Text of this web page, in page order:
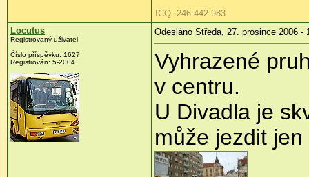
ICQ: 246-442-983
Locutus
Registrovaný uživatel
Číslo příspěvku: 1627
Registrován: 5-2004
Odesláno Středa, 27. prosince 2006 -
Vyhrazené
v centru.
U Divadla je
může jezdit